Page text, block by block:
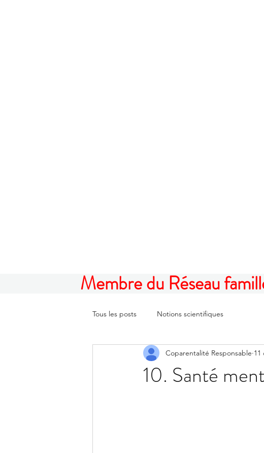
Membre du Réseau
Tous les posts Notions scientifiques
10. Santé
Coparentalité Responsable 11